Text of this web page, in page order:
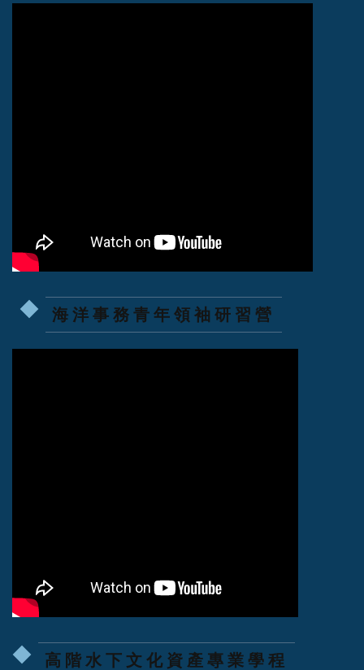
海洋事務青年領袖研習營
高階水下文化資產專業學程